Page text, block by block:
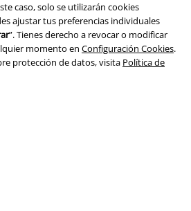
caso, solo se utilizarán cookies
ajustar tus preferencias individuales
”. Tienes derecho a revocar o modificar
momento en Configuración Cookies.
protección de datos, visita Política de
del medioambiente